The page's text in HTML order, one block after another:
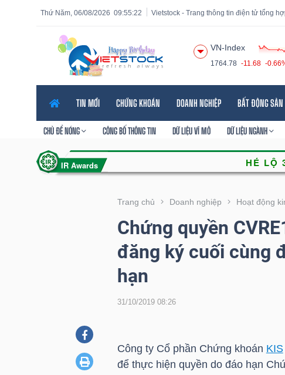
09:55:23
Thứ Năm, 06/08/2026 Vietstock - Trang thông tin điện tử tổng
VN-Index
1764.78 -11.68 -
TIN MỚI CHỨNG KHOÁN DOANH NGHIỆP BẤT ĐỘNG SẢN
CHỦ ĐỀ NÓNG CÔNG BỐ THÔNG TIN DỮ LIỆU VĨ MÔ DỮ LIỆU NGÀNH
Trang chủ Doanh nghiệp Hoạt động
Chứng quyền
đăng ký cuối cùng
hạn
31/10/2019 08:26
Công ty Cổ phần Chứng khoán KIS
để thực hiện quyền do đáo hạn
Tính năng
năng
VIETSTOCK